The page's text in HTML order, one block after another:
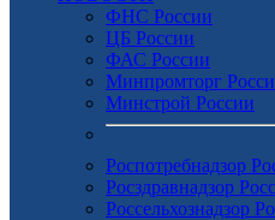
ФНС России
ЦБ России
ФАС России
Минпромторг
Минстрой России
Роспотребнадзор
Росздравнадзор
Россельхознадзор